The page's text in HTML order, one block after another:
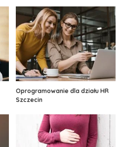
Oprogramowanie dla działu HR
Szczecin